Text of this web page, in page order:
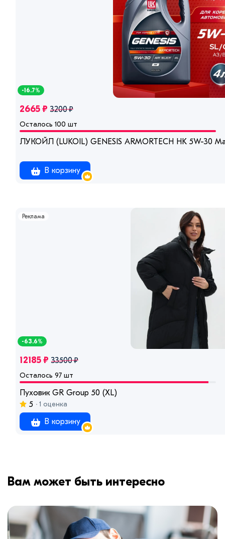
-16.7%
2665 ₽ 3200 ₽
Осталось 100 шт
ЛУКОЙЛ (LUKOIL) GENESIS ARMORTECH HK 5W-30
В корзину
Реклама
-63.6%
12185 ₽ 33500 ₽
Осталось 97 шт
Пуховик GR Group 50 (XL)
5
1 оценка
В корзину
Вам может быть интересно